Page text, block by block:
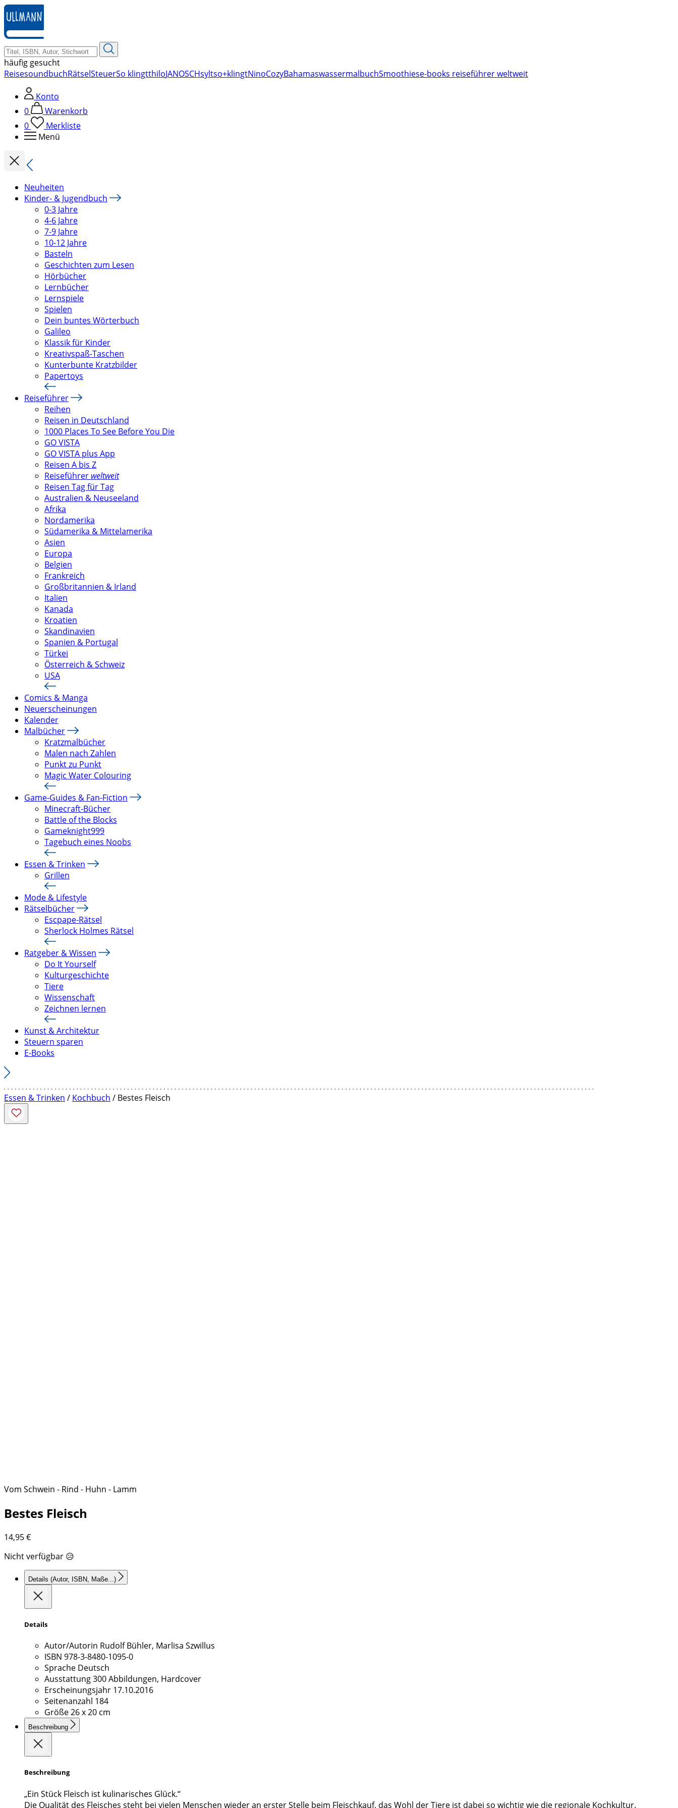
zum
Hauptinhalt
springen
häufig gesucht
ReisesoundbuchRätselSteuerSo klingtthiloJANOSCHsyltso+klingtNinoCozyBahamaswassermalbuchSmoothiese-books reiseführer weltweit
Konto
0
Warenkorb
0
Merkliste
Menü
Neuheiten
Kinder- & Jugendbuch
0-3 Jahre
4-6 Jahre
7-9 Jahre
10-12 Jahre
Basteln
Geschichten zum Lesen
Hörbücher
Lernbücher
Lernspiele
Spielen
Dein buntes Wörterbuch
Galileo
Klassik für Kinder
Kreativspaß-Taschen
Kunterbunte Kratzbilder
Papertoys
Reiseführer
Reihen
Reisen in Deutschland
1000 Places To See Before You Die
GO VISTA
GO VISTA plus App
Reisen A bis Z
Reiseführer weltweit
Reisen Tag für Tag
Australien & Neuseeland
Afrika
Nordamerika
Südamerika & Mittelamerika
Asien
Europa
Belgien
Frankreich
Großbritannien & Irland
Italien
Kanada
Kroatien
Skandinavien
Spanien & Portugal
Türkei
Österreich & Schweiz
USA
Comics & Manga
Neuerscheinungen
Kalender
Malbücher
Kratzmalbücher
Malen nach Zahlen
Punkt zu Punkt
Magic Water Colouring
Game-Guides & Fan-Fiction
Minecraft-Bücher
Battle of the Blocks
Gameknight999
Tagebuch eines Noobs
Essen & Trinken
Grillen
Mode & Lifestyle
Rätselbücher
Escpape-Rätsel
Sherlock Holmes Rätsel
Ratgeber & Wissen
Do It Yourself
Kulturgeschichte
Tiere
Wissenschaft
Zeichnen lernen
Kunst & Architektur
Steuern sparen
E-Books
Essen & Trinken / Kochbuch / Bestes Fleisch
Vom Schwein - Rind - Huhn - Lamm
Bestes Fleisch
14,95€
Nicht verfügbar 😥
Details (Autor, ISBN, Maße...)
Details
Autor/Autorin Rudolf Bühler, Marlisa Szwillus
ISBN 978-3-8480-1095-0
Sprache Deutsch
Ausstattung300 Abbildungen, Hardcover
Erscheinungsjahr 17.10.2016
Seitenanzahl 184
Größe26 x 20 cm
Beschreibung
Beschreibung
„Ein Stück Fleisch ist kulinarisches Glück.“
Die Qualität des Fleisches steht bei vielen Menschen wieder an erster Stelle beim Fleischkauf, das Wohl der Tiere ist dabei so wichtig wie die regionale Kochkultur.